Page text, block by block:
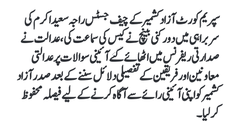
سپریم کورٹ آزاد کشمیر کے چیف جسٹس راجہ سعید اکرم کی
سربراہی میں دو رکنی بینچ نے کیس کی سماعت کی،عدالت نے
صدارتی ریفرنس میں اٹھائےگئے آئینی سوالات پر عدالتی
معاونین اور فریقین کے تفصیلی دلائل سننے کے بعد صدر آزاد
کشمیر کو اپنی آئینی رائے سے آگاہ کرنے کےلیے فیصلہ محفوظ
کرلیا۔